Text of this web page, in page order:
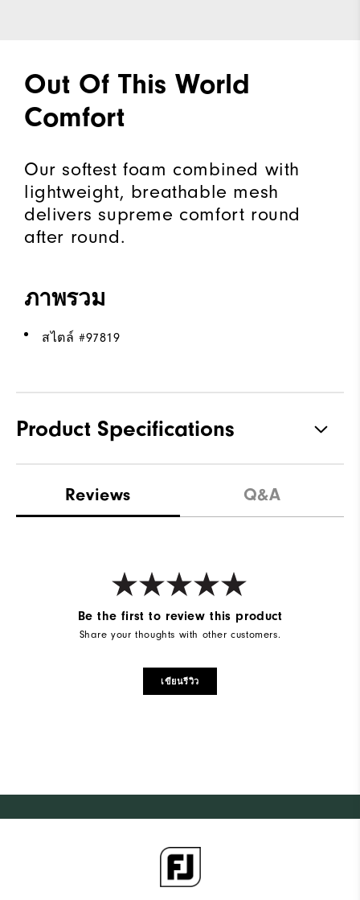
Out Of This World
Comfort
Our softest foam combined with
lightweight, breathable mesh
delivers supreme comfort round
after round.
ภาพรวม
สไตล์ #97819
Product Specifications
Stability Supportive
Reviews Q&A
Be the first to review this product
Share your thoughts with other customers.
เขียนรีวิว